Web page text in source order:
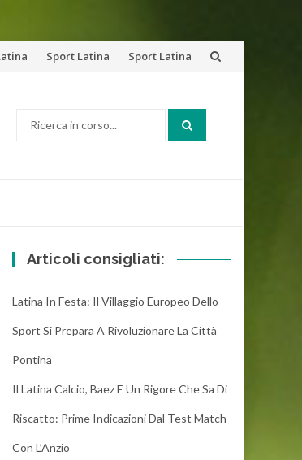
Sport Latina Sport Latina
Articoli consigliati:
Latina In Festa: Il Villaggio Europeo Dello
Sport Si Prepara A Rivoluzionare La Città
Pontina
Il Latina Calcio, Baez E Un Rigore Che Sa Di
Riscatto: Prime Indicazioni Dal Test Match
Con L’Anzio